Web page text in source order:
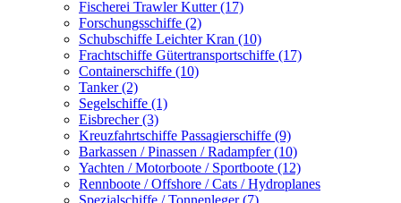
Fischerei Trawler Kutter (17)
Forschungsschiffe (2)
Schubschiffe Leichter Kran (10)
Frachtschiffe Gütertransportschiffe (17)
Containerschiffe (10)
Tanker (2)
Segelschiffe (1)
Eisbrecher (3)
Kreuzfahrtschiffe Passagierschiffe (9)
Barkassen / Pinassen / Radampfer (10)
Yachten / Motorboote / Sportboote (12)
Rennboote / Offshore / Cats / Hydroplanes
Spezialschiffe / Tonnenleger (7)